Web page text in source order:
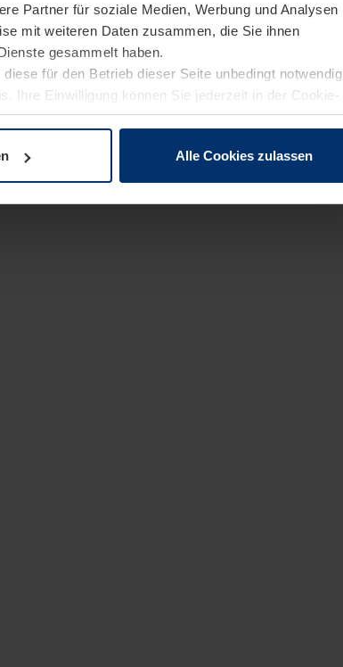
Partner für soziale Medien, Werbung und Analysen
mit weiteren Daten zusammen, die Sie ihnen
gesammelt haben.
für den Betrieb dieser Seite unbedingt notwendig
Ihre Einwilligung können Sie jederzeit in der Cookie-
ändern oder widerrufen.
Alle Cookies zulassen